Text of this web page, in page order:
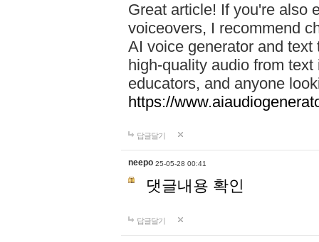
Great article! If you're also
voiceovers, I recommend
AI voice generator and
high-quality audio from
educators, and anyone
https://
답글달기
neepo 25-05-28 00:41
댓글내용 확인
답글달기